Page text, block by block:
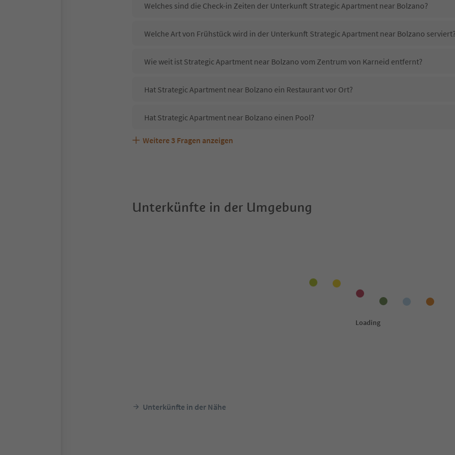
Welches sind die Check-in Zeiten der Unterkunft Strategic Apartment near Bolzano?
Welche Art von Frühstück wird in der Unterkunft Strategic Apartment near Bolzano
Wie weit ist Strategic Apartment near Bolzano vom Zentrum von Karneid entfernt?
Hat Strategic Apartment near Bolzano ein Restaurant vor Ort?
Hat Strategic Apartment near Bolzano einen Pool?
Sind Haustiere in der Unterkunft Strategic Apartment near Bolzano erlaubt?
Welche Services bietet Strategic Apartment near Bolzano?
Weitere 3 Fragen anzeigen
Unterkünfte in der Umgebung
Unterkünfte in der Nähe